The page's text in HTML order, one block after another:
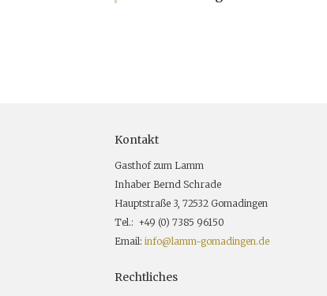
Kontakt
Gasthof zum Lamm
Inhaber Bernd Schrade
Hauptstraße 3, 72532 Gomadingen
Tel.: +49 (0) 7385 96150
Email: info@lamm-gomadingen.de
Rechtliches